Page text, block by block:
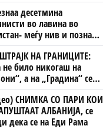
десетмина
во лавина во
меѓу нив и познат
НА ГРАНИЦИТЕ:
не било никогаш на
а на „Градина“ се
и пет часа
СНИМКА СО ПАРИ КОИ
АЛБАНИЈА, се
дека се на Еди Рама